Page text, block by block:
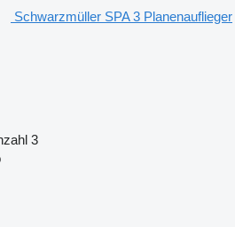
Schwarzmüller SPA 3 Planenauflieger
3